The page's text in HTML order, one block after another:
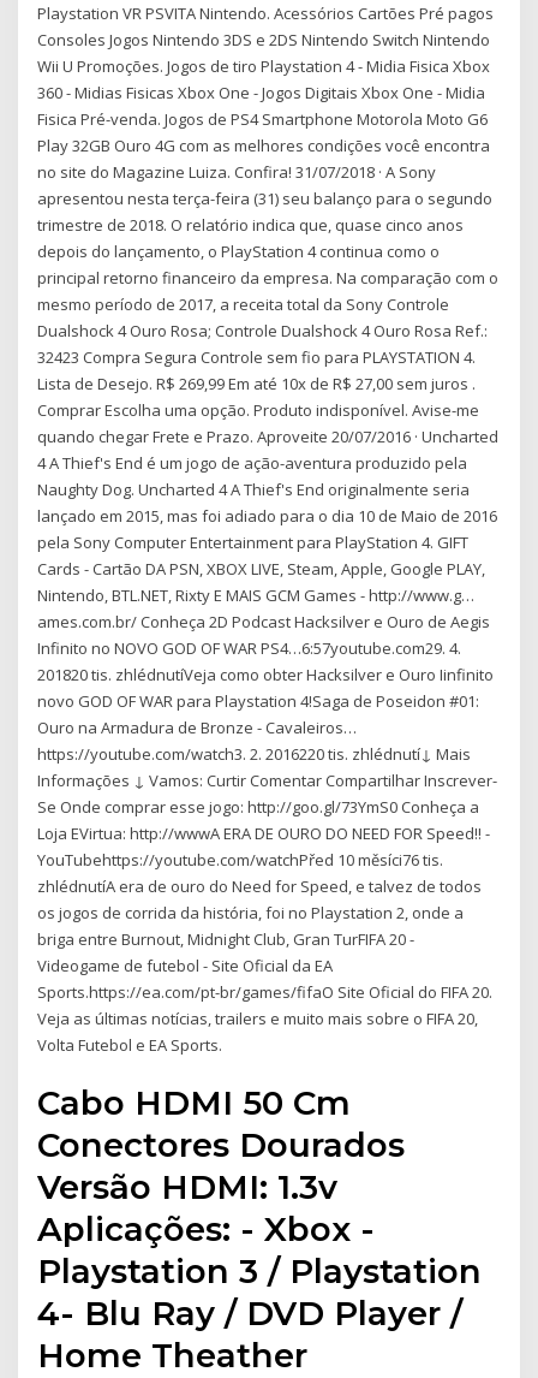
Playstation VR PSVITA Nintendo. Acessórios Cartões Pré pagos
Consoles Jogos Nintendo 3DS e 2DS Nintendo Switch Nintendo
Wii U Promoções. Jogos de tiro Playstation 4 - Midia Fisica Xbox
360 - Midias Fisicas Xbox One - Jogos Digitais Xbox One - Midia
Fisica Pré-venda. Jogos de PS4 Smartphone Motorola Moto G6
Play 32GB Ouro 4G com as melhores condições você encontra
no site do Magazine Luiza. Confira! 31/07/2018 · A Sony
apresentou nesta terça-feira (31) seu balanço para o segundo
trimestre de 2018. O relatório indica que, quase cinco anos
depois do lançamento, o PlayStation 4 continua como o
principal retorno financeiro da empresa. Na comparação com o
mesmo período de 2017, a receita total da Sony Controle
Dualshock 4 Ouro Rosa; Controle Dualshock 4 Ouro Rosa Ref.:
32423 Compra Segura Controle sem fio para PLAYSTATION 4.
Lista de Desejo. R$ 269,99 Em até 10x de R$ 27,00 sem juros .
Comprar Escolha uma opção. Produto indisponível. Avise-me
quando chegar Frete e Prazo. Aproveite 20/07/2016 · Uncharted
4 A Thief's End é um jogo de ação-aventura produzido pela
Naughty Dog. Uncharted 4 A Thief's End originalmente seria
lançado em 2015, mas foi adiado para o dia 10 de Maio de 2016
pela Sony Computer Entertainment para PlayStation 4. GIFT
Cards - Cartão DA PSN, XBOX LIVE, Steam, Apple, Google PLAY,
Nintendo, BTL.NET, Rixty E MAIS GCM Games - http://www.g…
ames.com.br/ Conheça 2D Podcast Hacksilver e Ouro de Aegis
Infinito no NOVO GOD OF WAR PS4…6:57youtube.com29. 4.
201820 tis. zhlédnutíVeja como obter Hacksilver e Ouro Iinfinito
novo GOD OF WAR para Playstation 4!Saga de Poseidon #01:
Ouro na Armadura de Bronze - Cavaleiros…
https://youtube.com/watch3. 2. 2016220 tis. zhlédnutí↓ Mais
Informações ↓ Vamos: Curtir Comentar Compartilhar Inscrever-
Se Onde comprar esse jogo: http://goo.gl/73YmS0 Conheça a
Loja EVirtua: http://wwwA ERA DE OURO DO NEED FOR Speed!! -
YouTubehttps://youtube.com/watchPřed 10 měsíci76 tis.
zhlédnutíA era de ouro do Need for Speed, e talvez de todos
os jogos de corrida da história, foi no Playstation 2, onde a
briga entre Burnout, Midnight Club, Gran TurFIFA 20 -
Videogame de futebol - Site Oficial da EA
Sports.https://ea.com/pt-br/games/fifaO Site Oficial do FIFA 20.
Veja as últimas notícias, trailers e muito mais sobre o FIFA 20,
Volta Futebol e EA Sports.
Cabo HDMI 50 Cm
Conectores Dourados
Versão HDMI: 1.3v
Aplicações: - Xbox -
Playstation 3 / Playstation
4- Blu Ray / DVD Player /
Home Theather